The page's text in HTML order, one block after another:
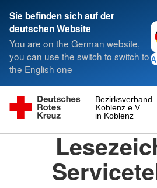
Sie befinden sich auf der
deutschen Website
You are on the German website,
you can use the switch to switch to
the English one
in Koblenz
Koblenz e.V.
Bezirksverband